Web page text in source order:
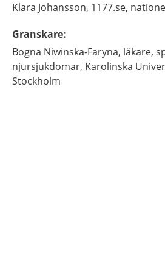
Klara Johansson, 1177.se,
Granskare:
Bogna Niwinska-Faryna, läkare,
njursjukdomar, Karolinska
Stockholm